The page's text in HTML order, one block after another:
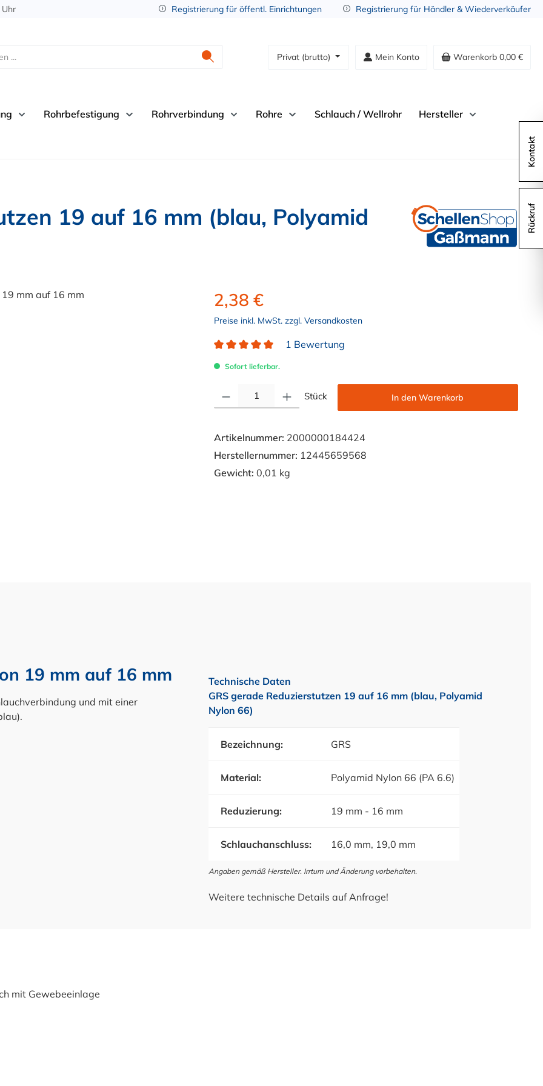
Registrierung für öffentl. Einrichtungen Registrierung für Händler & Wiederverkäufer
Privat (brutto) Mein Konto Warenkorb 0,00 €
Rohrbefestigung Rohrverbindung Rohre Schlauch / Wellrohr Hersteller
19 auf 16 mm (blau, Polyamid
2,38 €
Preise inkl. MwSt. zzgl. Versandkosten
1 Bewertung
Sofort lieferbar.
Stück In den Warenkorb
Artikelnummer: 2000000184424
Herstellernummer: 12445659568
Gewicht: 0,01 kg
19 mm auf 16 mm
und mit einer
Technische Daten
GRS gerade Reduzierstutzen 19 auf 16 mm (blau, Polyamid
Nylon 66)
Bezeichnung: GRS
Material: Polyamid Nylon 66 (PA 6.6)
Reduzierung: 19 mm - 16 mm
Schlauchanschluss: 16,0 mm, 19,0 mm
Angaben gemäß Hersteller. Irrtum und Änderung vorbehalten.
Weitere technische Details auf Anfrage!
Kontakt
Rückruf